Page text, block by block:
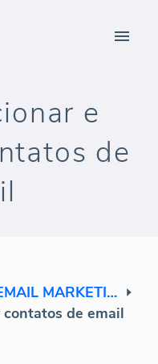
e
de
ECOMMERCE ANALYTICS: EMAIL MARKETING
de email